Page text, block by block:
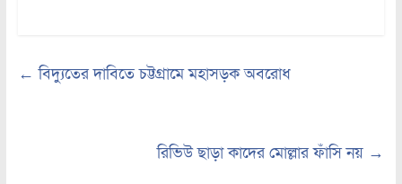
← বিদ্যুতের দাবিতে চট্টগ্রামে মহাসড়ক অবরোধ
রিভিউ ছাড়া কাদের মোল্লার ফাঁসি নয় →